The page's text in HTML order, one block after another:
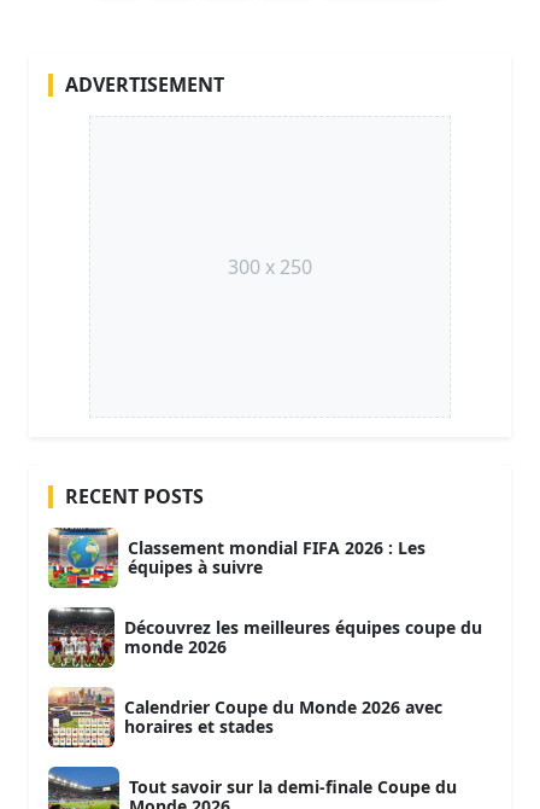
ADVERTISEMENT
300 x 250
RECENT POSTS
Classement mondial FIFA 2026 : Les
équipes à suivre
Découvrez les meilleures équipes coupe du
monde 2026
Calendrier Coupe du Monde 2026 avec
horaires et stades
Tout savoir sur la demi-finale Coupe du